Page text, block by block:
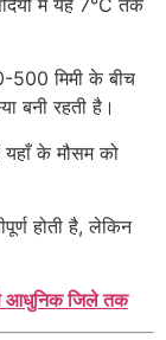
500 मिमी के बीच
बनी रहती है।
यहाँ के मौसम को
होती है, लेकिन
से आधुनिक जिले तक